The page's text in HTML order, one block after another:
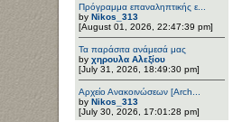
Πρόγραμμα επαναληπτικής ε...
by Nikos_313
[August 01, 2026, 22:47:39 pm]
Τα παράσιτα ανάμεσά μας
by χηρουλα Αλεξίου
[July 31, 2026, 18:49:30 pm]
Αρχείο Ανακοινώσεων [Arch...
by Nikos_313
[July 30, 2026, 17:01:28 pm]